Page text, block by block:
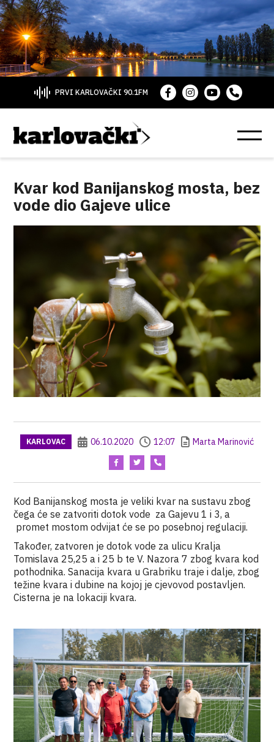
PRVI KARLOVAČKI 90.1FM
Kvar kod Banijanskog mosta, bez
vode dio Gajeve ulice
KARLOVAC 06.10.2020 12:07 Marta Marinović
Kod Banijanskog mosta je veliki kvar na sustavu zbog
čega će se zatvoriti dotok vode za Gajevu 1 i 3, a
promet mostom odvijat će se po posebnoj regulaciji.
Također, zatvoren je dotok vode za ulicu Kralja
Tomislava 25,25 a i 25 b te V. Nazora 7 zbog kvara kod
pothodnika. Sanacija kvara u Grabriku traje i dalje, zbog
težine kvara i dubine na kojoj je cjevovod postavljen.
Cisterna je na lokaciji kvara.